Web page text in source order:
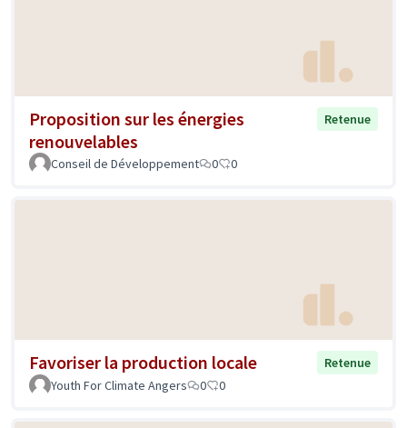
Proposition sur les énergies
renouvelables
Retenue
Conseil de Développement 0 0
Favoriser la production locale
Retenue
Youth For Climate Angers
0 0